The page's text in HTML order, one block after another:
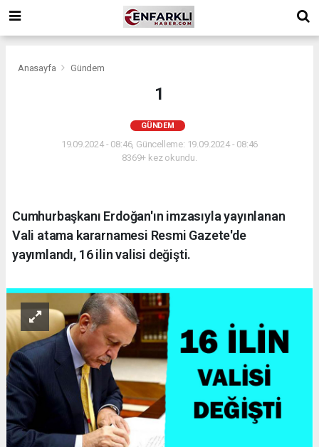
Anasayfa Gündem
1
GÜNDEM
19.09.2024 - 08:46, Güncelleme: 19.09.2024 - 08:46
8369+ kez okundu.
Cumhurbaşkanı Erdoğan'ın imzasıyla yayınlanan
Vali atama kararnamesi Resmi Gazete'de
yayımlandı, 16 ilin valisi değişti.